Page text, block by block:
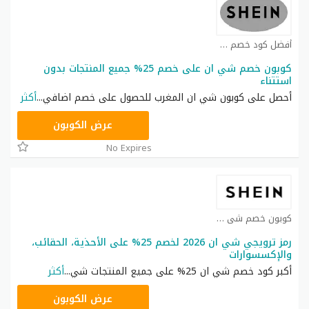
أفضل كود خصم شي ان كوبون
كوبون خصم شي ان على خصم 25% جميع المنتجات بدون
استتناء
أحصل على كوبون شي ان المغرب للحصول على خصم اضافي...أكثر
عرض الكوبون
No Expires
كوبون خصم شي ان كوبون
رمز ترويجي شي ان 2026 لخصم 25% على الأحذية، الحقائب،
والإكسسوارات
أكبر كود خصم شي ان 25% على جميع المنتجات شي
...أكثر
عرض الكوبون